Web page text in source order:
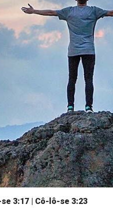
3:17 | Cô-lô-se 3:23